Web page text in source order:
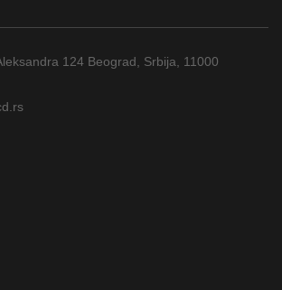
124 Beograd, Srbija, 11000